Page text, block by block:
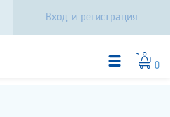
Вход и регистрация
0